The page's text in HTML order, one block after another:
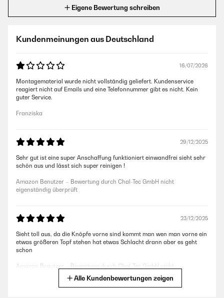
Eigene Bewertung schreiben
Kundenmeinungen aus Deutschland
16/07/2026
Montagematerial wurde nicht vollständig geliefert. Kundenservice
reagiert nicht auf Emails und eine Telefonnummer gibt es nicht. Kein
guter Service.
Franziska
29/12/2025
Sehr gut ist eine super Anschaffung funktioniert einwandfrei sieht sehr
schön aus und lässt sich super reinigen !
Amazon Benutzer – Bewertung durch Chal-Tec GmbH nicht
eigenständig überprüft
23/12/2025
Sieht toll aus, da die Knöpfe vorne sind kommt man wen man vorne ein
etwas größeren Topf stehen hat etwas Schlacht drann aber es geht
schon
Amazon Benutzer – Bewertung durch Chal-Tec GmbH nicht
eigenständig überprüftAlle Kundenbewertungen zeigen